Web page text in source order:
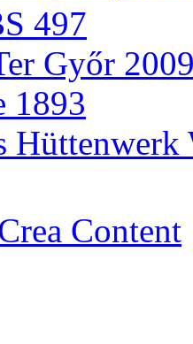
497
Győr
1893
Hüttenwerk
Content